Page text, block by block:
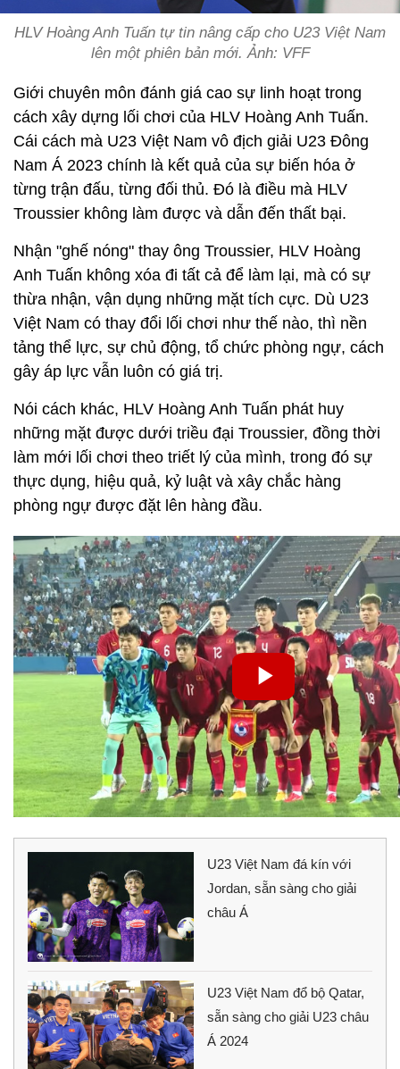
HLV Hoàng Anh Tuấn tự tin nâng cấp cho U23 Việt Nam
lên một phiên bản mới. Ảnh: VFF
Giới chuyên môn đánh giá cao sự linh hoạt trong
cách xây dựng lối chơi của HLV Hoàng Anh Tuấn.
Cái cách mà U23 Việt Nam vô địch giải U23 Đông
Nam Á 2023 chính là kết quả của sự biến hóa ở
từng trận đấu, từng đối thủ. Đó là điều mà HLV
Troussier không làm được và dẫn đến thất bại.
Nhận "ghế nóng" thay ông Troussier, HLV Hoàng
Anh Tuấn không xóa đi tất cả để làm lại, mà có sự
thừa nhận, vận dụng những mặt tích cực. Dù U23
Việt Nam có thay đổi lối chơi như thế nào, thì nền
tảng thể lực, sự chủ động, tổ chức phòng ngự, cách
gây áp lực vẫn luôn có giá trị.
Nói cách khác, HLV Hoàng Anh Tuấn phát huy
những mặt được dưới triều đại Troussier, đồng thời
làm mới lối chơi theo triết lý của mình, trong đó sự
thực dụng, hiệu quả, kỷ luật và xây chắc hàng
phòng ngự được đặt lên hàng đầu.
U23 Việt Nam đá kín với
Jordan, sẵn sàng cho giải
châu Á
U23 Việt Nam đổ bộ Qatar,
sẵn sàng cho giải U23 châu
Á 2024